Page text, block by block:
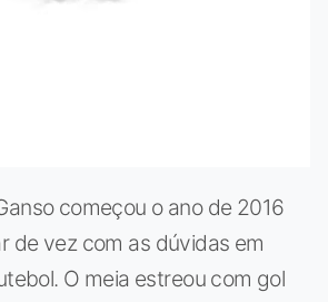
começou o ano de 2016
de vez com as dúvidas em
O meia estreou com gol